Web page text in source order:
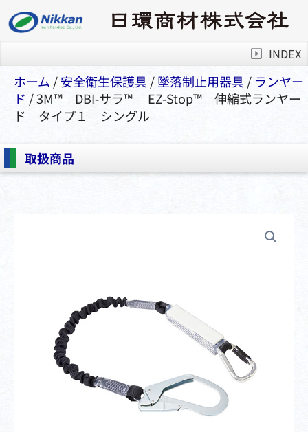
INDEX
ホーム /安全衛⽣保護具 /墜落制⽌⽤器具 / ランヤー
ド / 3M™️ DBI-サラ™️ EZ-Stop™️ 伸縮式ランヤー
ド タイプ１ シングル
取扱商品